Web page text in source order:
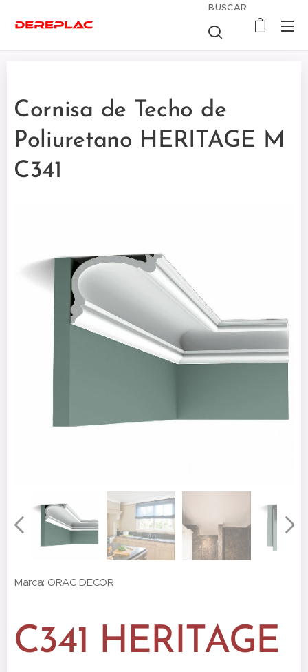
BUSCAR
Cornisa de Techo de
Poliuretano HERITAGE M
C341
Marca: ORAC DECOR
C341 HERITAGE